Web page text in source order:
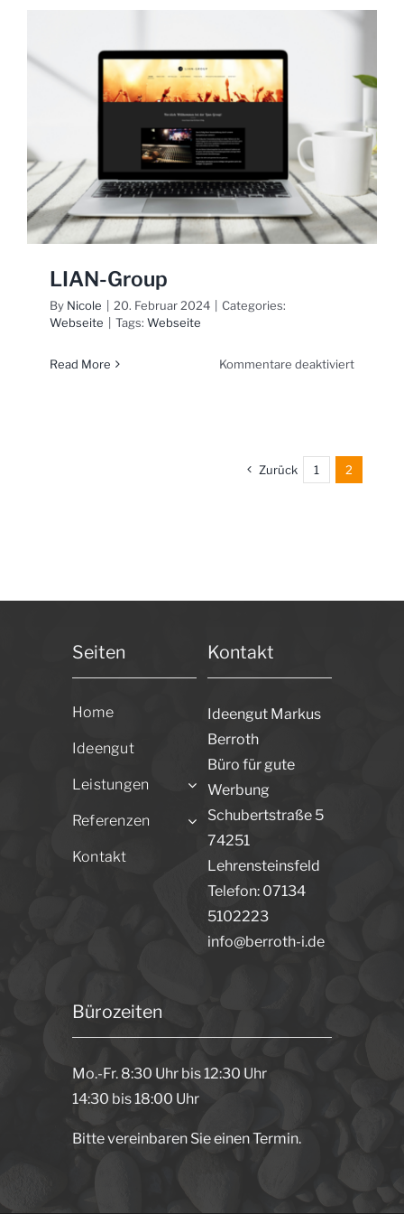
LIAN-Group
By Nicole 20. Februar 2024
Categories:
Webseite
Tags: Webseite
Read More Kommentare deaktiviertfür
Zurück 1 2
Seiten
Home
Ideengut
Leistungen
Referenzen
Kontakt
Kontakt
Ideengut Markus
Berroth
Büro für gute
Werbung
Schubertstraße 5
74251
Lehrensteinsfeld
Telefon: 07134
5102223
info@berroth-i.de
Bürozeiten
Mo.-Fr. 8:30 Uhr bis 12:30 Uhr
14:30 bis 18:00 Uhr
Bitte vereinbaren Sie einen Termin.